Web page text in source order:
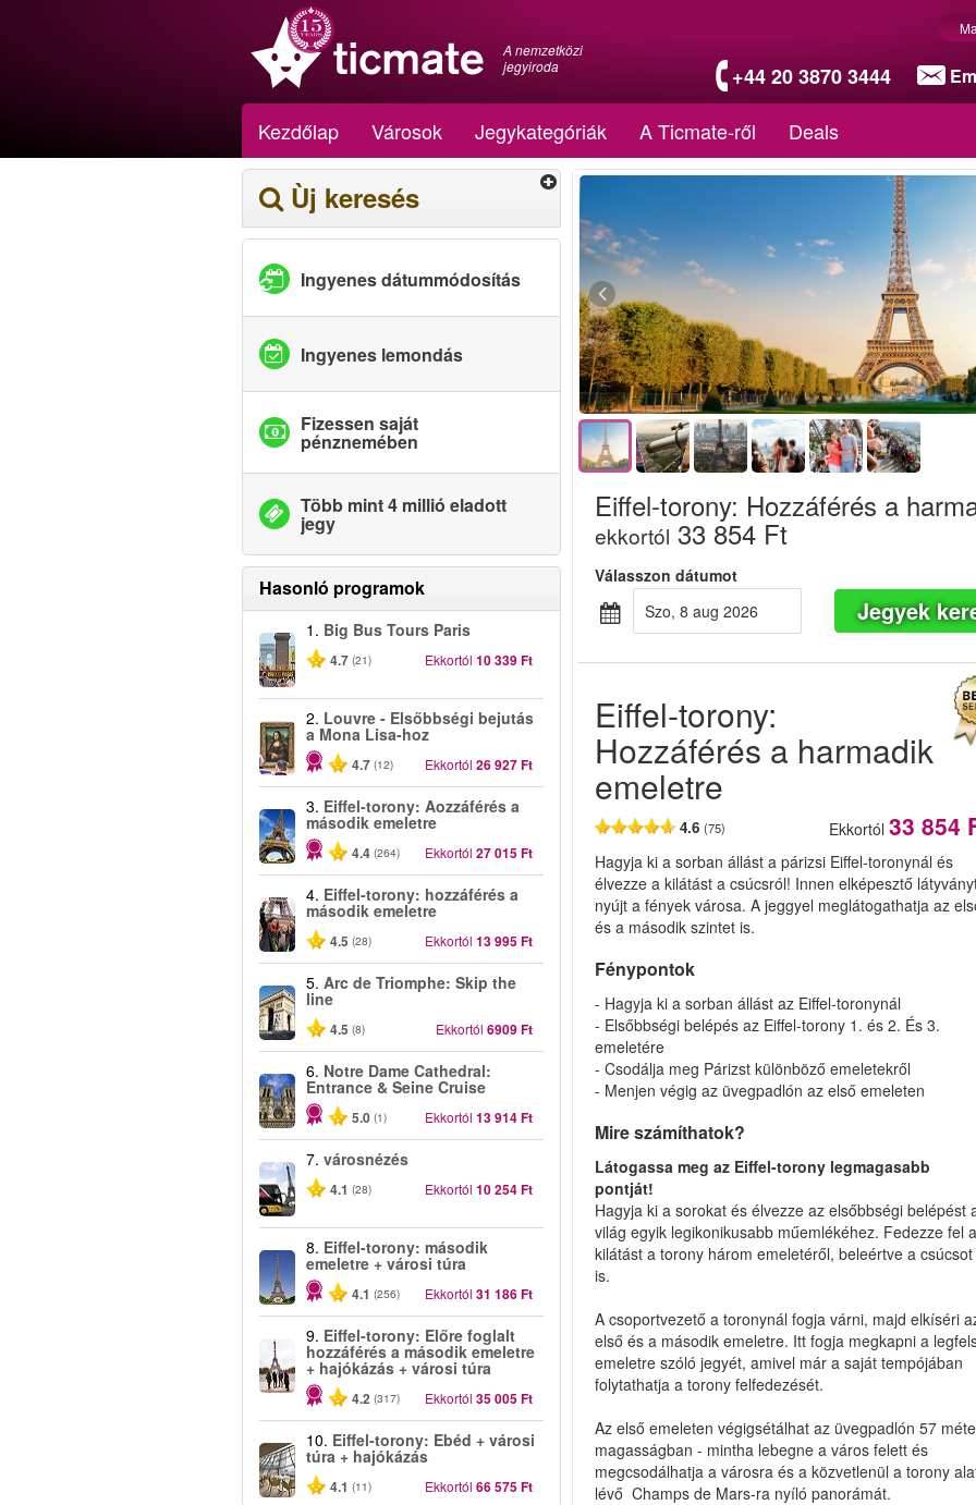
A nemzetközi
jegyiroda
+44 20 3870 3444
Kezdőlap Városok Jegykategóriák A Ticmate-ről Deals
Ùj keresés
Ingyenes dátummódosítás
Ingyenes lemondás
Fizessen saját
pénznemében
Több mint 4 millió eladott
jegy
Hasonló programok
1. Big Bus Tours Paris
4.7 (21) Ekkortól 10 339 Ft
2. Louvre - Elsőbbségi bejutás
a Mona Lisa-hoz
4.7 (12) Ekkortól 26 927 Ft
3. Eiffel-torony: Aozzáférés a
második emeletre
4.4 (264) Ekkortól 27 015 Ft
4. Eiffel-torony: hozzáférés a
második emeletre
4.5 (28) Ekkortól 13 995 Ft
5. Arc de Triomphe: Skip the
line
4.5 (8) Ekkortól 6909 Ft
6. Notre Dame Cathedral:
Entrance & Seine Cruise
5.0 (1) Ekkortól 13 914 Ft
7. városnézés
4.1 (28) Ekkortól 10 254 Ft
8. Eiffel-torony: második
emeletre + városi túra
4.1 (256) Ekkortól 31 186 Ft
9. Eiffel-torony: Előre foglalt
hozzáférés a második emeletre
+ hajókázás + városi túra
4.2 (317) Ekkortól 35 005 Ft
10. Eiffel-torony: Ebéd + városi
túra + hajókázás
4.1 (11) Ekkortól 66 575 Ft
Eiffel-torony: Hozzáférés a
ekkortól 33 854 Ft
Válasszon dátumot
szo, 8 aug 2026
Jegyek
Eiffel-torony:
Hozzáférés a harmadik
emeletre
4.6(75) Ekkortól 33 854
Hagyja ki a sorban állást a párizsi Eiffel-toronynál és
élvezze a kilátást a csúcsról! Innen elképesztő
nyújt a fények városa. A jeggyel meglátogathatja az
és a második szintet is.
Fénypontok
- Hagyja ki a sorban állást az Eiffel-toronynál
- Elsőbbségi belépés az Eiffel-torony 1. és 2. És 3.
emeletére
- Csodálja meg Párizst különböző emeletekről
- Menjen végig az üvegpadlón az első emeleten
Mire számíthatok?
Látogassa meg az Eiffel-torony legmagasabb
pontját!
Hagyja ki a sorokat és élvezze az elsőbbségi belépést
világ egyik legikonikusabb műemlékéhez. Fedezze fel
kilátást a torony három emeletéről, beleértve a csúcsot
is.
A csoportvezető a toronynál fogja várni, majd elkíséri
első és a második emeletre. Itt fogja megkapni a
emeletre szóló jegyét, amivel már a saját tempójában
folytathatja a torony felfedezését.
Az első emeleten végigsétálhat az üvegpadlón 57
magasságban - mintha lebegne a város felett és
megcsodálhatja a városra és a közvetlenül a torony
lévő Champs de Mars-ra nyíló panorámát.